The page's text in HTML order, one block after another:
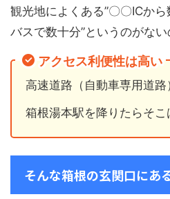
観光地によくある”〇〇ICから
バスで数十分”というのがない
アクセス利便性は高い
高速道路（自動車専用道
箱根湯本駅を降りたらそこ
そんな箱根の玄関口にあ